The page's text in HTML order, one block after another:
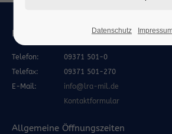
Bürgerservice
Telefon:
09371 501-0
Telefax:
09371 501-270
E-Mail:
info@lra-mil.de
Kontaktformular
Allgemeine Öffnungszeiten
Datenschutz